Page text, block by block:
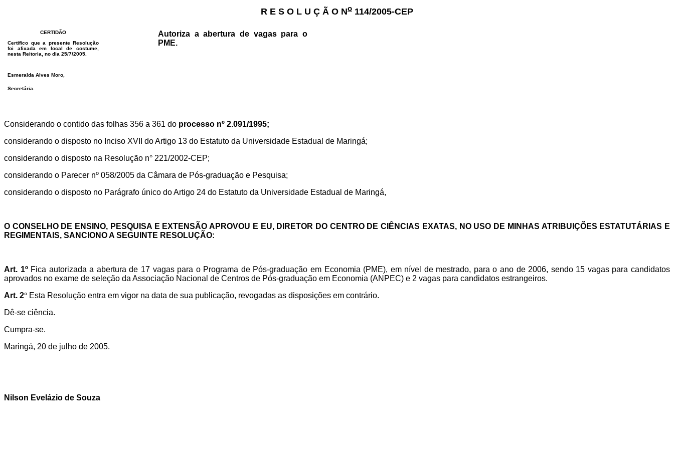
R E S O L U Ç Ã O No 114/2005-CEP
CERTIDÃO
Certifico que a presente Resolução
foi afixada em local de costume,
nesta Reitoria, no dia 25/7/2005.
Esmeralda Alves Moro,
Secretária.
Autoriza a abertura de vagas para o
PME.
Considerando o contido das folhas 356 a 361 do processo nº 2.091/1995;
considerando o disposto no Inciso XVII do Artigo 13 do Estatuto da Universidade Estadual de Maringá;
considerando o disposto na Resolução n° 221/2002-CEP;
considerando o Parecer nº 058/2005 da Câmara de Pós-graduação e Pesquisa;
considerando o disposto no Parágrafo único do Artigo 24 do Estatuto da Universidade Estadual de Maringá,
O CONSELHO DE ENSINO, PESQUISA E EXTENSÃO APROVOU E EU, DIRETOR DO CENTRO DE CIÊNCIAS EXATAS, NO USO DE MINHAS ATRIBUIÇÕES ESTATUTÁRIAS E
REGIMENTAIS, SANCIONO A SEGUINTE RESOLUÇÃO:
Art. 1ºFica autorizada a abertura de 17 vagas para o Programa de Pós-graduação em Economia (PME), em nível de mestrado, para o ano de 2006, sendo 15 vagas para candidatos
aprovados no exame de seleção da Associação Nacional de Centros de Pós-graduação em Economia (ANPEC) e 2 vagas para candidatos estrangeiros.
Art. 2° Esta Resolução entra em vigor na data de sua publicação, revogadas as disposições em contrário.
Dê-se ciência.
Cumpra-se.
Maringá, 20 de julho de 2005.
Nilson Evelázio de Souza